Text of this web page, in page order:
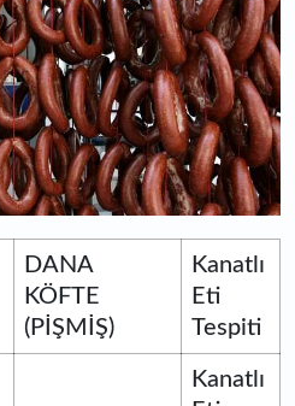
DANA
KÖFTE
(PİŞMİŞ)
Kanatlı
Eti
Tespiti
Kanatlı